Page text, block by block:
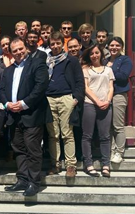
THEY ARE
A MIGRATION
IS EMIGRATION,
IMMIGRATION.
SECGEN 19 JUN ’26
Bentornata a
SECGEN ,8 JUN ’26
Welcome home,
SECGEN,8 JUN ’26